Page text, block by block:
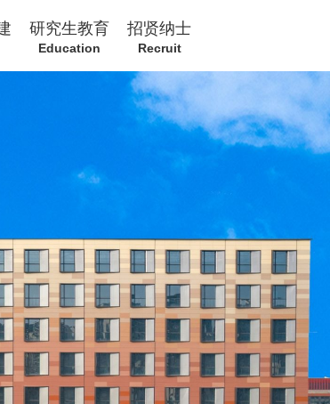
研究生教育
Education
招贤纳士
Recruit